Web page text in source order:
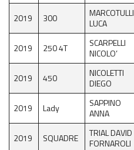
2019
300
MARCOTULLI
LUCA
2019
250 4T
SCARPELLI
NICOLO’
2019 450
NICOLETTI
DIEGO
2019 Lady
SAPPINO
ANNA
2019 SQUADRE
TRIAL DAVID
FORNAROLI